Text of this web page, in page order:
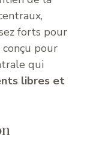
forts pour
pour
qui
libres et